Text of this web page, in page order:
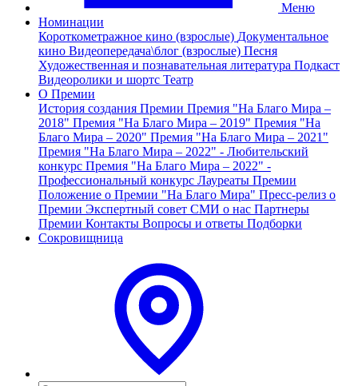
Меню
Номинации
Короткометражное кино (взрослые) Документальное
кино Видеопередача\блог (взрослые) Песня
Художественная и познавательная литература Подкаст
Видеоролики и шортс Театр
О Премии
История создания Премии Премия "На Благо Мира –
2018" Премия "На Благо Мира – 2019" Премия "На
Благо Мира – 2020" Премия "На Благо Мира – 2021"
Премия "На Благо Мира – 2022" - Любительский
конкурс Премия "На Благо Мира – 2022" -
Профессиональный конкурс Лауреаты Премии
Положение о Премии "На Благо Мира" Пресс-релиз о
Премии Экспертный совет СМИ о нас Партнеры
Премии Контакты Вопросы и ответы Подборки
Сокровищница